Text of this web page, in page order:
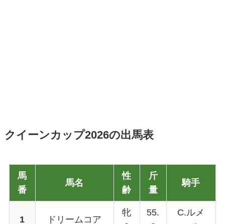
クイーンカップ2026の出馬表
馬
番
馬名
性
齢
斤
量
騎手
1 ドリームコア
牝
55.
C.ルメ